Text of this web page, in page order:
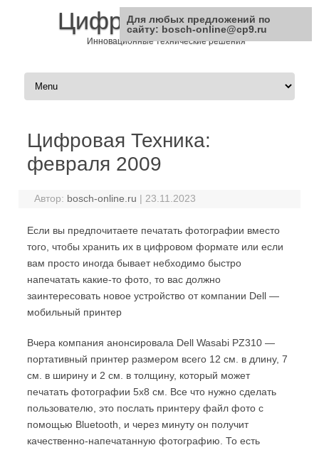
Цифровая Техника
Инновационные технические решения
Перейти к содержимому
Цифровая Техника:
февраля 2009
Автор: bosch-online.ru | 23.11.2023
Если вы предпочитаете печатать фотографии вместо
того, чтобы хранить их в цифровом формате или если
вам просто иногда бывает небходимо быстро
напечатать какие-то фото, то вас должно
заинтересовать новое устройство от компании Dell —
мобильный принтер
Вчера компания анонсировала Dell Wasabi PZ310 —
портативный принтер размером всего 12 см. в длину, 7
см. в ширину и 2 см. в толщину, который может
печатать фотографии 5х8 см. Все что нужно сделать
пользователю, это послать принтеру файл фото с
помощью Bluetooth, и через минуту он получит
качественно-напечатанную фотографию. То есть
Для любых предложений по
сайту: bosch-online@cp9.ru